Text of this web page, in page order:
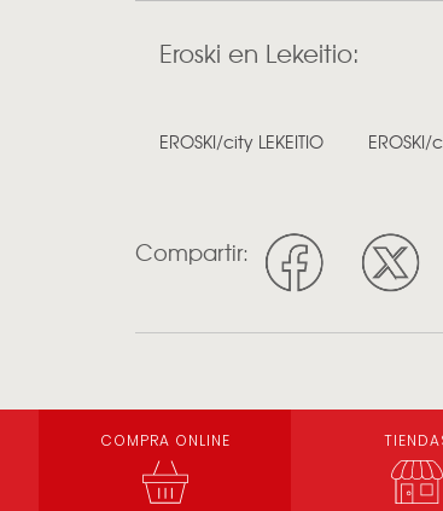
Eroski en Lekeitio:
EROSKI/city LEKEITIO EROSKI/
Compartir:
COMPRA ONLINE